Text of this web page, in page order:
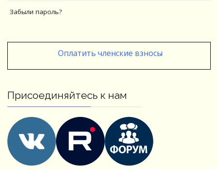
Забыли пароль?
Оплатить членские взносы
Присоединяйтесь к нам